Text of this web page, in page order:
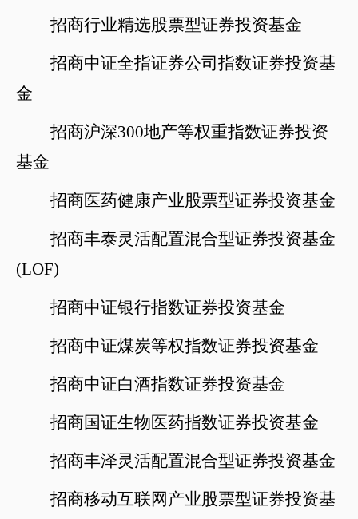
招商行业精选股票型证券投资基金
招商中证全指证券公司指数证券投资基
金
招商沪深300地产等权重指数证券投资
基金
招商医药健康产业股票型证券投资基金
招商丰泰灵活配置混合型证券投资基金
(LOF)
招商中证银行指数证券投资基金
招商中证煤炭等权指数证券投资基金
招商中证白酒指数证券投资基金
招商国证生物医药指数证券投资基金
招商丰泽灵活配置混合型证券投资基金
招商移动互联网产业股票型证券投资基